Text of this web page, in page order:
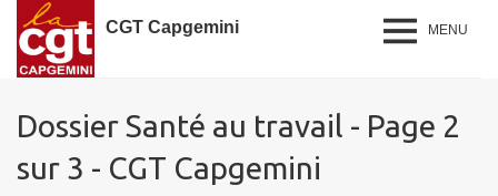
CGT Capgemini MENU
Dossier Santé au travail - Page 2
sur 3 - CGT Capgemini